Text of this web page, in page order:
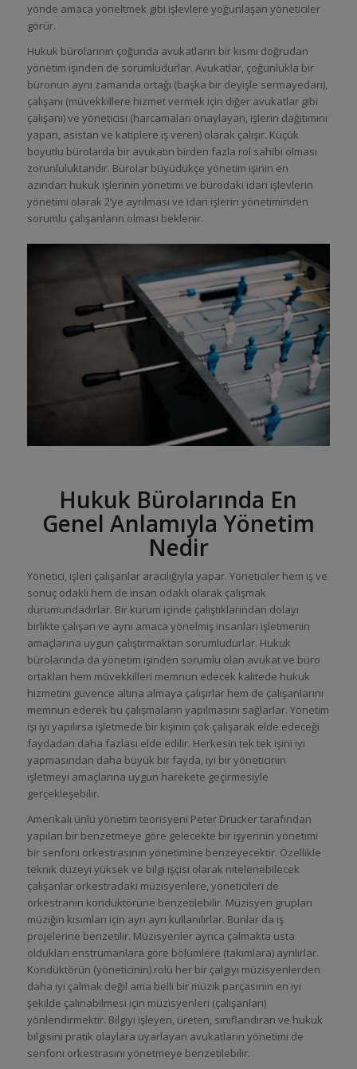
yönde amaca yöneltmek gibi işlevlere yoğunlaşan yöneticiler
görür.
Hukuk bürolarının çoğunda avukatların bir kısmı doğrudan
yönetim işinden de sorumludurlar. Avukatlar, çoğunlukla bir
büronun aynı zamanda ortağı (başka bir deyişle sermayedarı),
çalışanı (müvekkillere hizmet vermek için diğer avukatlar gibi
çalışanı) ve yöneticisi (harcamaları onaylayan, işlerin dağıtımını
yapan, asistan ve katiplere iş veren) olarak çalışır. Küçük
boyutlu bürolarda bir avukatın birden fazla rol sahibi olması
zorunluluktandır. Bürolar büyüdükçe yönetim işinin en
azından hukuk işlerinin yönetimi ve bürodaki idari işlevlerin
yönetimi olarak 2’ye ayrılması ve idari işlerin yönetiminden
sorumlu çalışanların olması beklenir.
Hukuk Bürolarında En
Genel Anlamıyla Yönetim
Nedir
Yönetici, işleri çalışanlar aracılığıyla yapar. Yöneticiler hem iş ve
sonuç odaklı hem de insan odaklı olarak çalışmak
durumundadırlar. Bir kurum içinde çalıştıklarından dolayı
birlikte çalışan ve aynı amaca yönelmiş insanları işletmenin
amaçlarına uygun çalıştırmaktan sorumludurlar. Hukuk
bürolarında da yönetim işinden sorumlu olan avukat ve büro
ortakları hem müvekkilleri memnun edecek kalitede hukuk
hizmetini güvence altına almaya çalışırlar hem de çalışanlarını
memnun ederek bu çalışmaların yapılmasını sağlarlar. Yönetim
işi iyi yapılırsa işletmede bir kişinin çok çalışarak elde edeceği
faydadan daha fazlası elde edilir. Herkesin tek tek işini iyi
yapmasından daha büyük bir fayda, iyi bir yöneticinin
işletmeyi amaçlarına uygun harekete geçirmesiyle
gerçekleşebilir.
Amerikalı ünlü yönetim teorisyeni Peter Drucker tarafından
yapılan bir benzetmeye göre gelecekte bir işyerinin yönetimi
bir senfoni orkestrasının yönetimine benzeyecektir. Özellikle
teknik düzeyi yüksek ve bilgi işçisi olarak nitelenebilecek
çalışanlar orkestradaki müzisyenlere, yöneticileri de
orkestranın kondüktörüne benzetilebilir. Müzisyen grupları
müziğin kısımları için ayrı ayrı kullanılırlar. Bunlar da iş
projelerine benzetilir. Müzisyenler ayrıca çalmakta usta
oldukları enstrümanlara göre bölümlere (takımlara) ayrılırlar.
Kondüktörün (yöneticinin) rolü her bir çalgıyı müzisyenlerden
daha iyi çalmak değil ama belli bir müzik parçasının en iyi
şekilde çalınabilmesi için müzisyenleri (çalışanları)
yönlendirmektir. Bilgiyi işleyen, üreten, sınıflandıran ve hukuk
bilgisini pratik olaylara uyarlayan avukatların yönetimi de
senfoni orkestrasını yönetmeye benzetilebilir.